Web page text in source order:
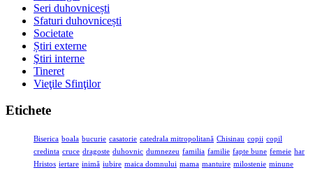
Seri duhovnicești
Sfaturi duhovnicești
Societate
Știri externe
Ştiri interne
Tineret
Vieţile Sfinţilor
Etichete
Biserica boala bucurie casatorie catedrala mitropolitană Chisinau copii copil
credinta cruce dragoste duhovnic dumnezeu familia familie fapte bune femeie har
Hristos iertare inimă iubire maica domnului mama mantuire milostenie minune